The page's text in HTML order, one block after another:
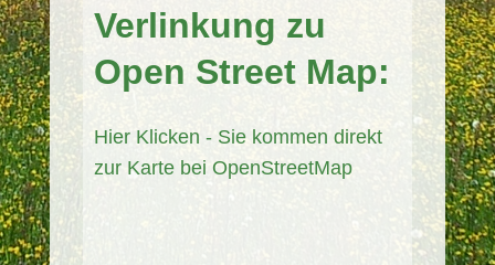
Verlinkung zu
Open Street Map:
Hier Klicken - Sie kommen direkt
zur Karte bei OpenStreetMap